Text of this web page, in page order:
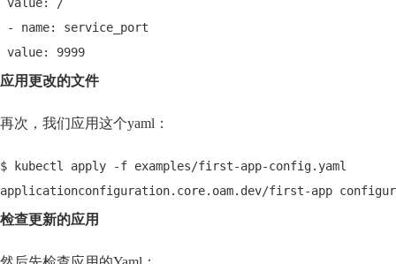
- name: service_port
value: 9999
应用更改的文件
再次，我们应用这个yaml：
$ kubectl apply -f examples/first-app-config.yaml
applicationconfiguration.core.oam.dev/first-app
检查更新的应用